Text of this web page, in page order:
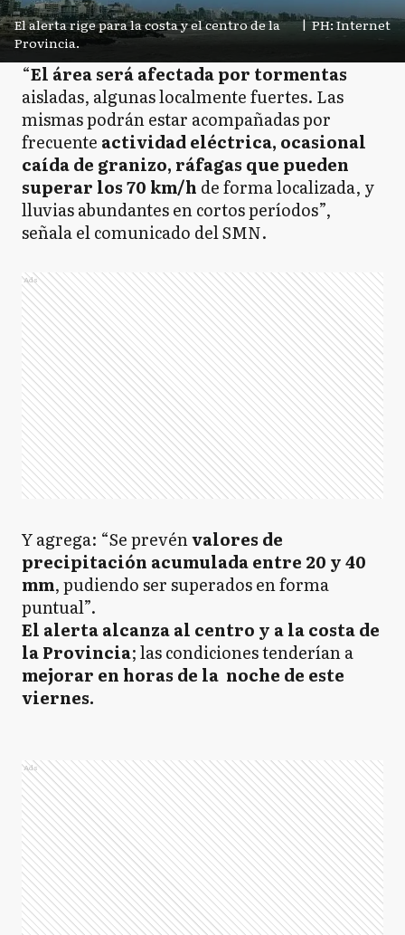
El alerta rige para la costa y el centro de la
Provincia.
| PH: Internet
“El área será afectada por tormentas
aisladas, algunas localmente fuertes. Las
mismas podrán estar acompañadas por
frecuente actividad eléctrica, ocasional
caída de granizo, ráfagas que pueden
superar los 70 km/h de forma localizada, y
lluvias abundantes en cortos períodos”,
señala el comunicado del SMN.
Ads
Y agrega: “Se prevénvalores de
precipitación acumulada entre 20 y 40
mm, pudiendo ser superados en forma
puntual”.
El alerta alcanza al centro y a la costa de
la Provincia; las condiciones tenderían a
mejorar en horas de la noche de este
viernes.
Ads